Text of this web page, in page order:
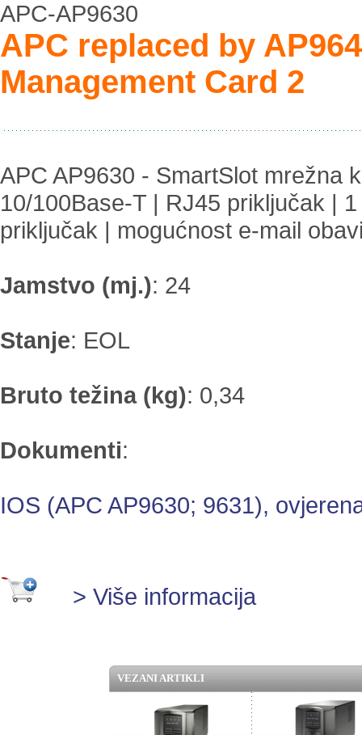
APC-AP9630
APC replaced by
Management Card 2
APC AP9630 - SmartSlot mrežna
10/100Base-T | RJ45 priključak |
priključak | mogućnost e-mail
Jamstvo (mj.): 24
Stanje: EOL
Bruto težina (kg): 0,34
Dokumenti:
IOS (APC AP9630; 9631),
> Više informacija
VEZANI ARTIKLI